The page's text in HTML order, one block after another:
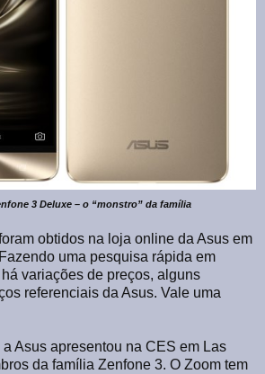
3 Deluxe – o “monstro” da família
obtidos na loja online da Asus em
uma pesquisa rápida em
variações de preços, alguns
referenciais da Asus. Vale uma
Asus apresentou na CES em Las
da família Zenfone 3. O Zoom tem